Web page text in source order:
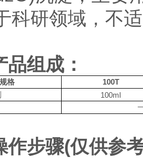
科研领域，不
品组成：
格
100T
100ml
作步骤(仅供参